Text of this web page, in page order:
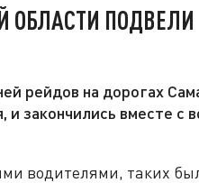
ОБЛАСТИ ПОДВЕЛИ
рейдов на дорогах
закончились вместе с
водителями, таких